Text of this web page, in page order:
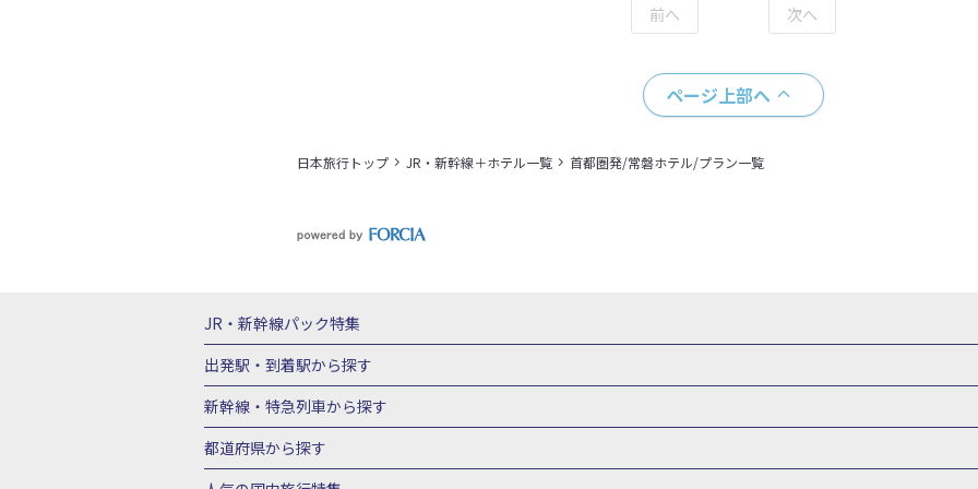
ページ上部へ
日本旅行トップ JR・新幹線＋ホテル一覧 首都圏発/常磐ホテル/プラン一覧
JR・新幹線パック特集
JR・新幹線＋ホテルパック
出発駅・到着駅から探す
秋田⇔東京 新幹線パック
富山⇔東京 新幹線パック
東京→青森 新幹線パック 東京→仙台 新幹線パック 東京 新幹線パック
東京→
東京→新潟 新幹線パック
東京⇔軽井沢 新幹線パック 東京→長野 新幹線パック
東京→名古屋 新幹線パッ
新幹線・特急列車から探す
北海道新幹線 旅行
上越新幹線 旅行
山陽新幹線 旅行 九州新幹線 旅行 西九州新幹線 旅行 特急サンダーバード 旅行
都道府県から探す
北海道旅行・ツアー